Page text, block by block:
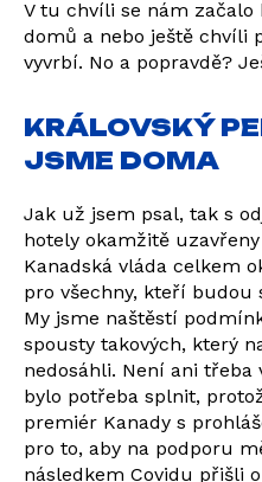
V tu chvíli se nám
domů a nebo ještě chvíli
vyvrbí. No a popravdě?
KRÁLOVSKÝ
JSME DOMA
Jak už jsem psal, tak s
hotely okamžitě
Kanadská vláda celkem
pro všechny, kteří
My jsme naštěstí
spousty takových, který
nedosáhli. Není ani třeba
bylo potřeba splnit,
premiér Kanady s
pro to, aby na podporu
následkem Covidu přišli